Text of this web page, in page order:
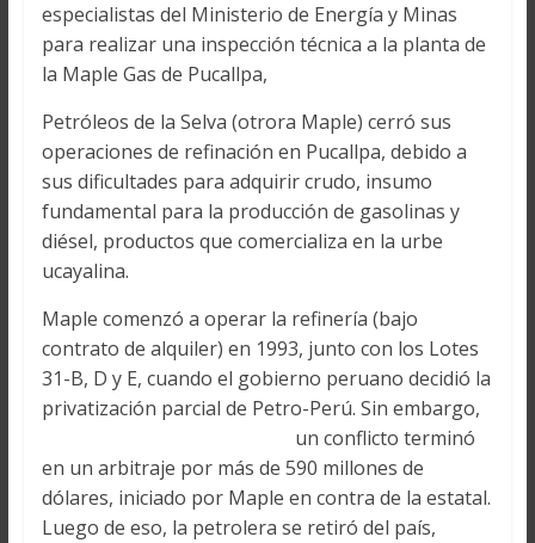
especialistas del Ministerio de Energía y Minas
para realizar una inspección técnica a la planta de
la Maple Gas de Pucallpa,
Petróleos de la Selva (otrora Maple) cerró sus
operaciones de refinación en Pucallpa, debido a
sus dificultades para adquirir crudo, insumo
fundamental para la producción de gasolinas y
diésel, productos que comercializa en la urbe
ucayalina.
Maple comenzó a operar la refinería (bajo
contrato de alquiler) en 1993, junto con los Lotes
31-B, D y E, cuando el gobierno peruano decidió la
privatización parcial de Petro-Perú. Sin embargo,
un conflicto terminó
en un arbitraje por más de 590 millones de
dólares, iniciado por Maple en contra de la estatal.
Luego de eso, la petrolera se retiró del país,